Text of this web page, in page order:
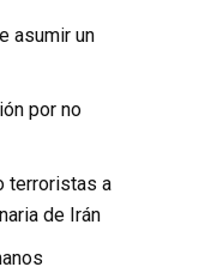
asumir un
por no
terroristas a
de Irán